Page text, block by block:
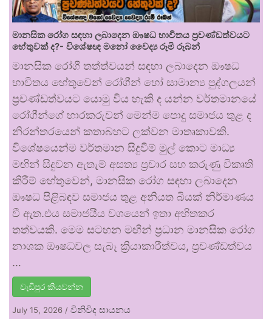
මානසික රෝග සඳහා ලබාදෙන ඖෂධ භාවිතය ප්‍රචණ්ඩත්වයට
හේතුවක් ද?- විශේෂඥ මනෝ වෛද්‍ය රූමි රූබන්
මානසික රෝගී තත්ත්වයන් සඳහා ලබාදෙන ඖෂධ
භාවිතය හේතුවෙන් රෝගීන් හෝ සාමාන්‍ය පුද්ගලයන්
ප්‍රචණ්ඩත්වයට යොමු විය හැකි ද යන්න වර්තමානයේ
රෝගීන්ගේ භාරකරුවන් මෙන්ම පොදු සමාජය තුළ ද
නිරන්තරයෙන් කතාබහට ලක්වන මාතෘකාවකි.
විශේෂයෙන්ම වර්තමාන සිදුවීම් මුල් කොට මාධ්‍ය
මඟින් සිදුවන ඇතැම් අසත්‍ය ප්‍රචාර සහ කරුණු විකෘති
කිරීම් හේතුවෙන්, මානසික රෝග සඳහා ලබාදෙන
ඖෂධ පිළිබඳව සමාජය තුළ අනියත බියක් නිර්මාණය
වී ඇත.එය සමාජයීය වශයෙන් ඉතා අහිතකර
තත්වයකි. මෙම සටහන මඟින් ප්‍රධාන මානසික රෝග
නාශක ඖෂධවල සැබෑ ක්‍රියාකාරීත්වය, ප්‍රචණ්ඩත්වය
…
වැඩිපුර කියවන්න
July 15, 2026 / විනිවිද සායනය